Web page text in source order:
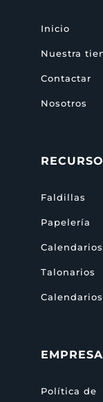
Inicio
Nuestra
Contactar
Nosotros
Faldillas
Papelería
Talonarios
EMPRESA
Política de